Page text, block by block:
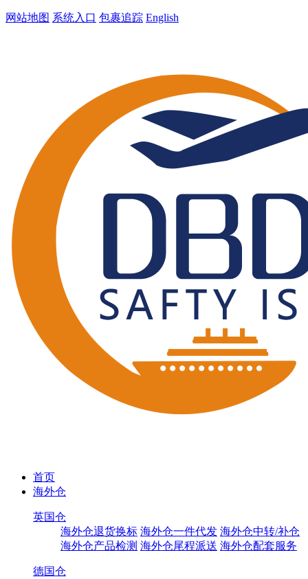
网站地图 系统入口 包裹追踪 English
首页
海外仓
英国仓
海外仓退货换标 海外仓一件代发 海外仓中转/补仓
海外仓产品检测 海外仓尾程派送 海外仓配套服务
德国仓